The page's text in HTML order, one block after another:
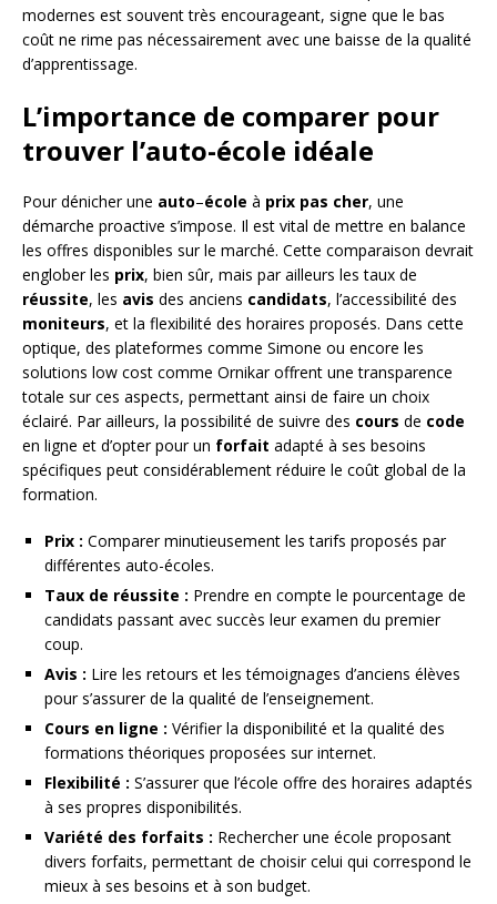
modernes est souvent très encourageant, signe que le bas
coût ne rime pas nécessairement avec une baisse de la qualité
d’apprentissage.
L’importance de comparer pour
trouver l’auto-école idéale
Pour dénicher une auto–école à prix pas cher, une
démarche proactive s’impose. Il est vital de mettre en balance
les offres disponibles sur le marché. Cette comparaison devrait
englober les prix, bien sûr, mais par ailleurs les taux de
réussite, les avis des anciens candidats, l’accessibilité des
moniteurs, et la flexibilité des horaires proposés. Dans cette
optique, des plateformes comme Simone ou encore les
solutions low cost comme Ornikar offrent une transparence
totale sur ces aspects, permettant ainsi de faire un choix
éclairé. Par ailleurs, la possibilité de suivre des cours de code
en ligne et d’opter pour un forfait adapté à ses besoins
spécifiques peut considérablement réduire le coût global de la
formation.
Prix : Comparer minutieusement les tarifs proposés par
différentes auto-écoles.
Taux de réussite : Prendre en compte le pourcentage de
candidats passant avec succès leur examen du premier
coup.
Avis : Lire les retours et les témoignages d’anciens élèves
pour s’assurer de la qualité de l’enseignement.
Cours en ligne : Vérifier la disponibilité et la qualité des
formations théoriques proposées sur internet.
Flexibilité : S’assurer que l’école offre des horaires adaptés
à ses propres disponibilités.
Variété des forfaits : Rechercher une école proposant
divers forfaits, permettant de choisir celui qui correspond le
mieux à ses besoins et à son budget.